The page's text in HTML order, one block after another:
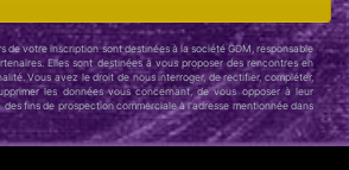
de votre inscription sont destinées à la société GDM, responsable
Elles sont destinées à vous proposer des rencontres en
Vous avez le droit de nous interroger, de rectifier, compléter,
les données vous concernant, de vous opposer à leur
fins de prospection commerciale à l'adresse mentionnée dans